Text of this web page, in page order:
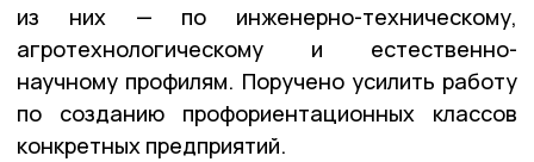
из них — по инженерно-техническому,
агротехнологическому и естественно-
научному профилям. Поручено усилить работу
по созданию профориентационных классов
конкретных предприятий.